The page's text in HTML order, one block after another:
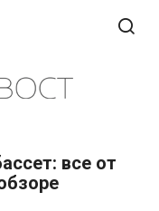
все от